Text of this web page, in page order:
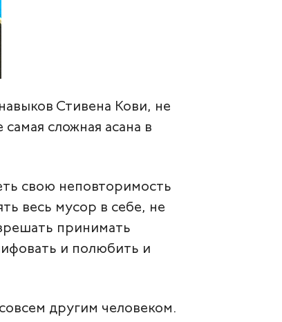
Стивена Кови, не
сложная асана в
свою неповторимость
весь мусор в себе, не
принимать
и полюбить и
другим человеком.